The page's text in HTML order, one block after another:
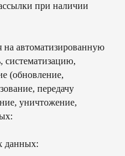
при наличии
на автоматизированную
систематизацию,
(обновление,
передачу
уничтожение,
данных: